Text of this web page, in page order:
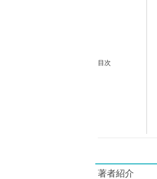
目次
著者紹介